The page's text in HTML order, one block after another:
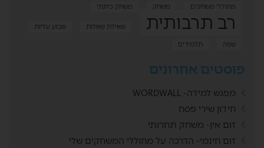
מחוללי משחקים
משחק משחק כיתתי
רב תרבותית שאילת שאלות
שבוע עליות
שפה
תלמידים
פוסטים אחרונים
מפגש למידה- WORDWALL
חידון שירי פסח
זום אין- משחק תחרותי
זום חינמי- הדרכה על מחוללי המשחקים שלי